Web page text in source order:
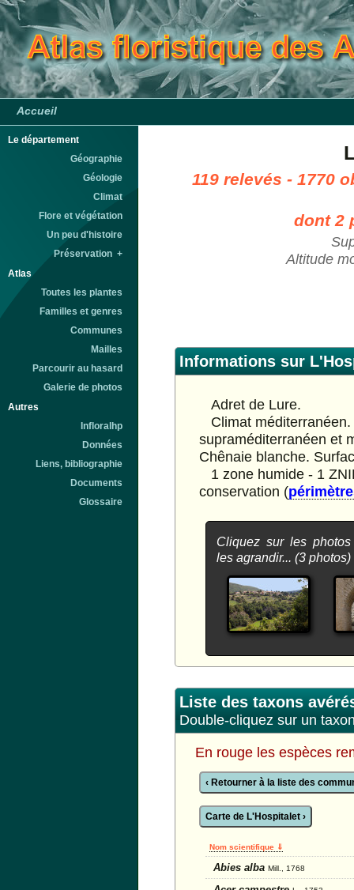
Accueil
Le département
Géographie
Géologie
Climat
Flore et végétation
Un peu d'histoire
Préservation +
Atlas
Toutes les plantes
Familles et genres
Communes
Mailles
Parcourir au hasard
Galerie de photos
Autres
Infloralhp
Données
Liens, bibliographie
Documents
Glossaire
119 relevés - 1770
dont 2
Altitude
Informations sur
Adret de Lure.
Climat
supraméditerranéen et
Chênaie blanche.
1 zone humide - 1
conservation (
Cliquez sur les
les agrandir... (3 photos)
Liste des taxons
Double-cliquez sur un
En rouge les espèces
‹ Retourner à la liste des
Carte de L'Hospitalet ›
Nom scientifique ⇓
Abies alba Mill., 1768